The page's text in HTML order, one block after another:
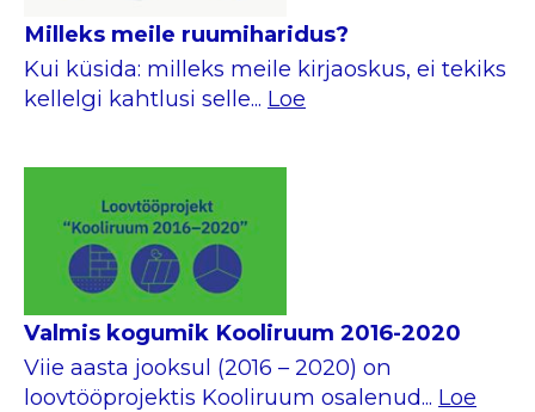
Milleks meile ruumiharidus?
Kui küsida: milleks meile kirjaoskus, ei tekiks
kellelgi kahtlusi selle... Loe
Valmis kogumik Kooliruum 2016-2020
Viie aasta jooksul (2016 – 2020) on
loovtööprojektis Kooliruum osalenud... Loe